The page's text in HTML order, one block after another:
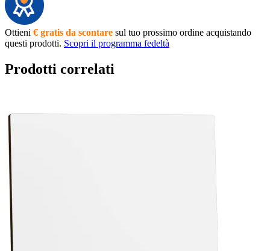
Ottieni € gratis da scontare sul tuo prossimo ordine acquistando
questi prodotti. Scopri il programma fedeltà
Prodotti correlati